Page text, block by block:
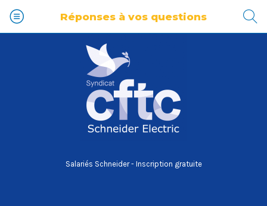
Réponses à vos questions
Salariés Schneider - Inscription gratuite